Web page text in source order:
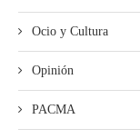
Ocio y Cultura
Opinión
PACMA